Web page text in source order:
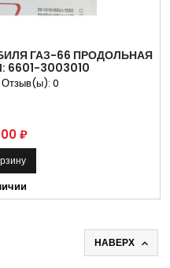
ГАЗ-66 ПРОДОЛЬНАЯ
6601-3003010
Отзыв(ы): 0
₽
НАВЕРХ 